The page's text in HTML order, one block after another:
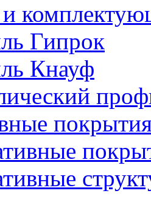
Гипрок
Кнауф